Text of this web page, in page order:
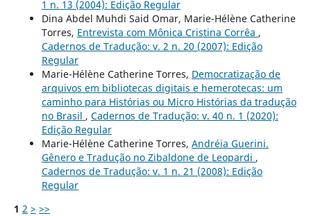
1 n. 13 (2004): Edição Regular
Dina Abdel Muhdi Said Omar, Marie-Hélène Catherine
Torres, Entrevista com Mônica Cristina Corrêa ,
Cadernos de Tradução: v. 2 n. 20 (2007): Edição
Regular
Marie-Hélène Catherine Torres, Democratização de
arquivos em bibliotecas digitais e hemerotecas: um
caminho para Histórias ou Micro Histórias da tradução
no Brasil , Cadernos de Tradução: v. 40 n. 1 (2020):
Edição Regular
Marie-Hélène Catherine Torres, Andréia Guerini.
Gênero e Tradução no Zibaldone de Leopardi ,
Cadernos de Tradução: v. 1 n. 21 (2008): Edição
Regular
1 2 > >>